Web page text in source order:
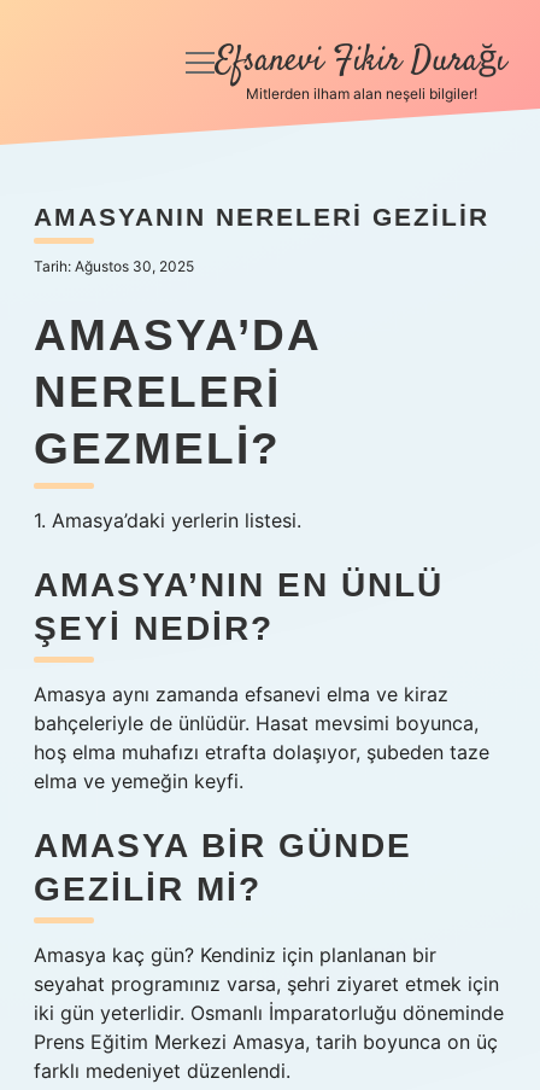
Anasayfa
Yasal Uyarı
menüyü
Efsanevi Fikir Durağı
Mitlerden ilham alan neşeli bilgiler!
AMASYANIN NERELERI GEZILIR
Tarih: Ağustos 30, 2025
AMASYA’DA
NERELERI
GEZMELI?
1. Amasya’daki yerlerin listesi.
AMASYA’NIN EN ÜNLÜ
ŞEYI NEDIR?
Amasya aynı zamanda efsanevi elma ve kiraz
bahçeleriyle de ünlüdür. Hasat mevsimi boyunca,
hoş elma muhafızı etrafta dolaşıyor, şubeden taze
elma ve yemeğin keyfi.
AMASYA BIR GÜNDE
GEZILIR MI?
Amasya kaç gün? Kendiniz için planlanan bir
seyahat programınız varsa, şehri ziyaret etmek için
iki gün yeterlidir. Osmanlı İmparatorluğu döneminde
Prens Eğitim Merkezi Amasya, tarih boyunca on üç
farklı medeniyet düzenlendi.